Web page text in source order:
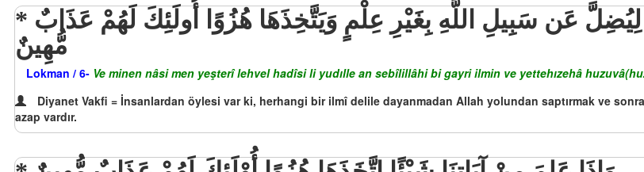
مُّهِينٌ
Lokman / 6- Ve minen nâsi men yeşterî lehvel hadîsi li yudılle an sebîlillâhi bi gayri ilmin ve yettehızehâ
Diyanet Vakfi = İnsanlardan öylesi var ki, herhangi bir ilmî delile dayanmadan Allah yolundan saptırmak ve
azap vardır.